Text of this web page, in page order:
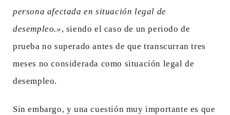
persona afectada en situación legal de
desempleo.», siendo el caso de un periodo de
prueba no superado antes de que transcurran tres
meses no considerada como situación legal de
desempleo.
Sin embargo, y una cuestión muy importante es que